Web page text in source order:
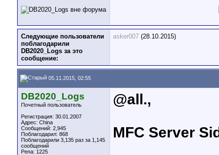
Следующие пользователи
поблагодарили
DB2020_Logs за это
сообщение:
asker007 (28.10.2015)
05.11.2015, 02:55
DB2020_Logs
Почетный пользователь
Регистрация: 30.01.2007
Адрес: China
Сообщений: 2,945
Поблагодарил: 868
Поблагодарили 3,135 раз за 1,145
сообщений
Репа: 1225
@all.,
MFC Server